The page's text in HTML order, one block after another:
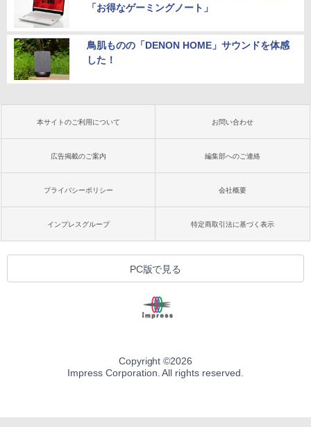
「お得なゲーミングノート」
鳥肌ものの「DENON HOME」サウンドを体感
した！
本サイトのご利用について お問い合わせ
広告掲載のご案内 編集部へのご連絡
プライバシーポリシー 会社概要
インプレスグループ 特定商取引法に基づく表示
PC版で見る
Copyright ©2026
Impress Corporation. All rights reserved.